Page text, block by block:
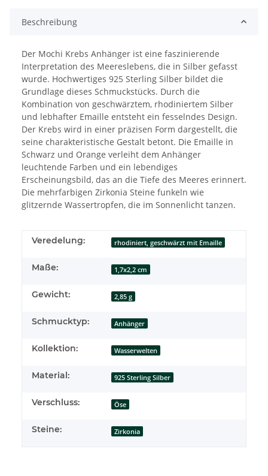
Beschreibung
Der Mochi Krebs Anhänger ist eine faszinierende
Interpretation des Meereslebens, die in Silber gefasst
wurde. Hochwertiges 925 Sterling Silber bildet die
Grundlage dieses Schmuckstücks. Durch die
Kombination von geschwärztem, rhodiniertem Silber
und lebhafter Emaille entsteht ein fesselndes Design.
Der Krebs wird in einer präzisen Form dargestellt, die
seine charakteristische Gestalt betont. Die Emaille in
Schwarz und Orange verleiht dem Anhänger
leuchtende Farben und ein lebendiges
Erscheinungsbild, das an die Tiefe des Meeres erinnert.
Die mehrfarbigen Zirkonia Steine funkeln wie
glitzernde Wassertropfen, die im Sonnenlicht tanzen.
Veredelung: rhodiniert, geschwärzt mit Emaille
Maße: 1,7x2,2 cm
Gewicht: 2,85 g
Schmucktyp: Anhänger
Kollektion: Wasserwelten
Material: 925 Sterling Silber
Verschluss: Öse
Steine: Zirkonia